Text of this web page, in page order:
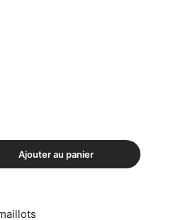
Ajouter au panier